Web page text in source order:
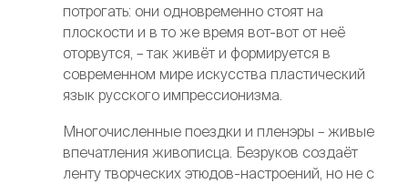
потрогать: они одновременно стоят на
плоскости и в то же время вот-вот от неё
оторвутся, – так живёт и формируется в
современном мире искусства пластический
язык русского импрессионизма.
Многочисленные поездки и пленэры – живые
впечатления живописца. Безруков создаёт
ленту творческих этюдов-настроений, но не с